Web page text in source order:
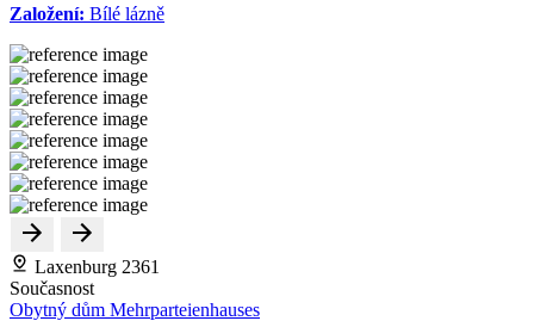
Založení: Bílé lázně
Laxenburg 2361
Současnost
Obytný dům Mehrparteienhauses